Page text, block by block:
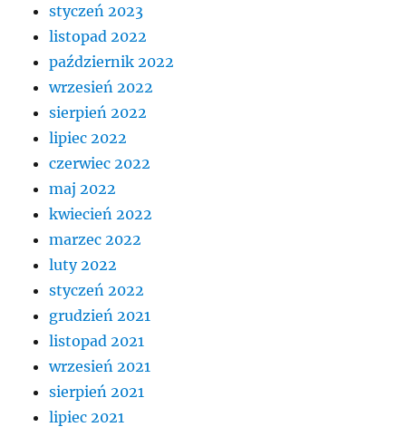
styczeń 2023
listopad 2022
październik 2022
wrzesień 2022
sierpień 2022
lipiec 2022
czerwiec 2022
maj 2022
kwiecień 2022
marzec 2022
luty 2022
styczeń 2022
grudzień 2021
listopad 2021
wrzesień 2021
sierpień 2021
lipiec 2021